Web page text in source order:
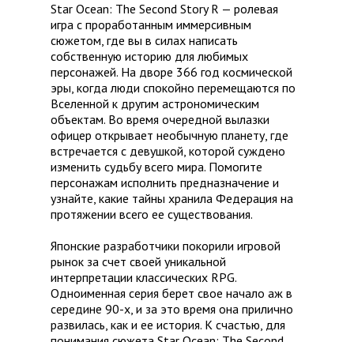
Star Ocean: The Second Story R — ролевая
игра с проработанным иммерсивным
сюжетом, где вы в силах написать
собственную историю для любимых
персонажей. На дворе 366 год космической
эры, когда люди спокойно перемещаются по
Вселенной к другим астрономическим
объектам. Во время очередной вылазки
офицер открывает необычную планету, где
встречается с девушкой, которой суждено
изменить судьбу всего мира. Помогите
персонажам исполнить предназначение и
узнайте, какие тайны хранила Федерация на
протяжении всего ее существования.
Японские разработчики покорили игровой
рынок за счет своей уникальной
интерпретации классических RPG.
Одноименная серия берет свое начало аж в
середине 90-х, и за это время она прилично
развилась, как и ее история. К счастью, для